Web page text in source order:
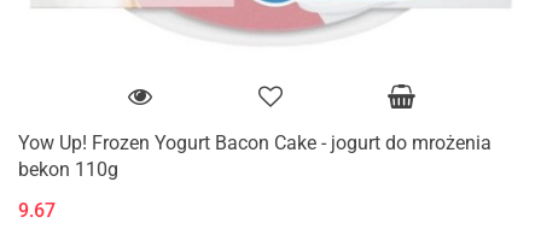
Yow Up! Frozen Yogurt Bacon Cake - jogurt do mrożenia
bekon 110g
9.67